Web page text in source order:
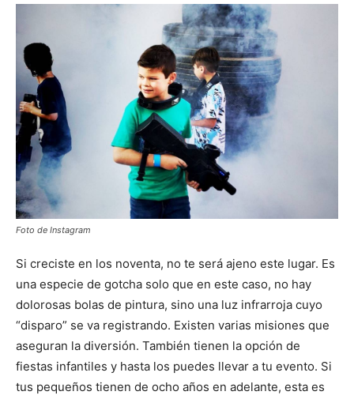
Foto de Instagram
Si creciste en los noventa, no te será ajeno este lugar. Es
una especie de gotcha solo que en este caso, no hay
dolorosas bolas de pintura, sino una luz infrarroja cuyo
“disparo” se va registrando. Existen varias misiones que
aseguran la diversión. También tienen la opción de
fiestas infantiles y hasta los puedes llevar a tu evento. Si
tus pequeños tienen de ocho años en adelante, esta es